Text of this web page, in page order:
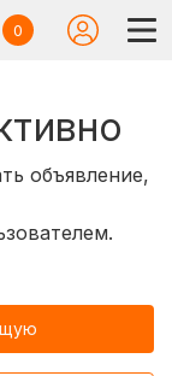
0
объявление,